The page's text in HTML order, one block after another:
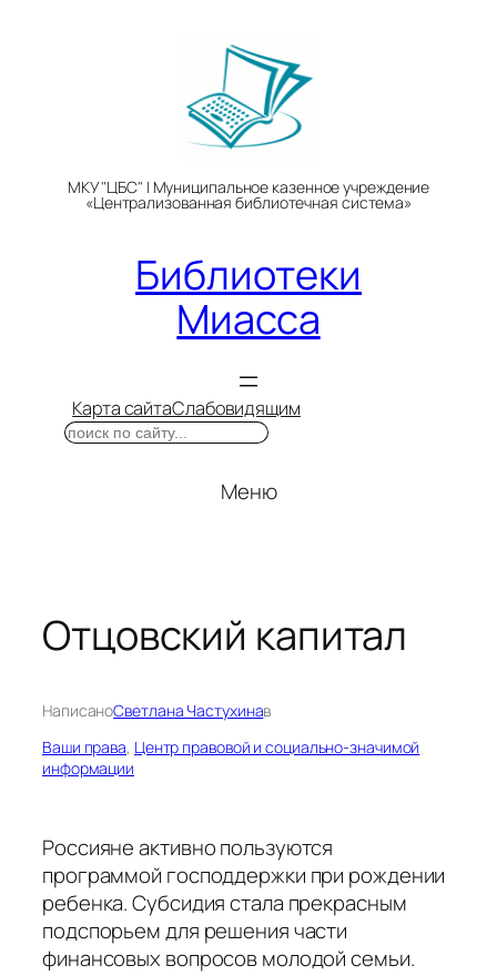
МКУ "ЦБС" | Муниципальное казенное учреждение
«Централизованная библиотечная система»
Библиотеки
Миасса
Карта сайтаСлабовидящим
Поиск
Меню
Отцовский капитал
НаписаноСветлана Частухинав
Ваши права, Центр правовой и социально-значимой
информации
Россияне активно пользуются
программой господдержки при рождении
ребенка. Субсидия стала прекрасным
подспорьем для решения части
финансовых вопросов молодой семьи.